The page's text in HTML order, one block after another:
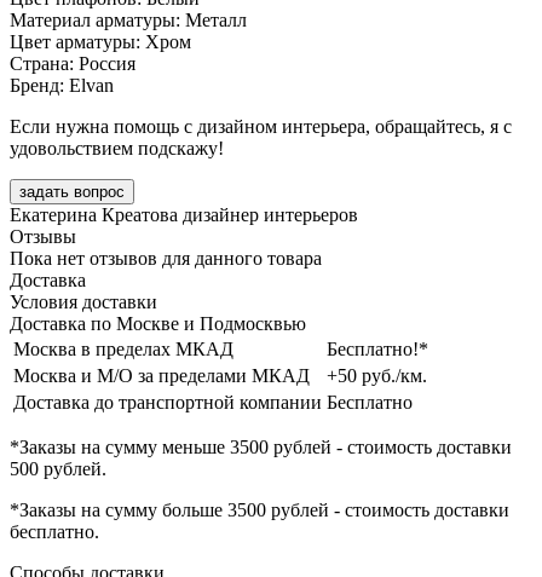
Материал арматуры: Металл
Цвет арматуры: Хром
Страна: Россия
Бренд: Elvan
Если нужна помощь с дизайном интерьера, обращайтесь, я с
удовольствием подскажу!
задать вопрос
Екатерина Креатова дизайнер интерьеров
Отзывы
Пока нет отзывов для данного товара
Доставка
Условия доставки
Доставка по Москве и Подмосквью
Москва в пределах МКАД
Бесплатно!*
Москва и М/О за пределами МКАД
+50 руб./км.
Доставка до транспортной компании Бесплатно
*Заказы на сумму меньше 3500 рублей - стоимость доставки
500 рублей.
*Заказы на сумму больше 3500 рублей - стоимость доставки
бесплатно.
Способы доставки